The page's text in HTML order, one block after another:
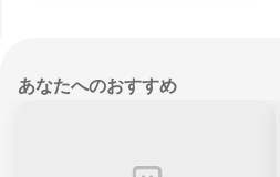
あなたへのおすすめ